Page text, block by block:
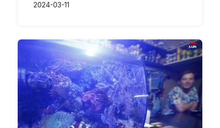
2024-03-11